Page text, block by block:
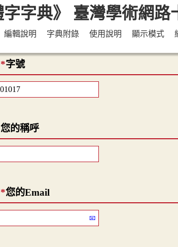
編輯說明 字典附錄 使用說明 顯示模式
*字號
您的稱呼
*您的Email